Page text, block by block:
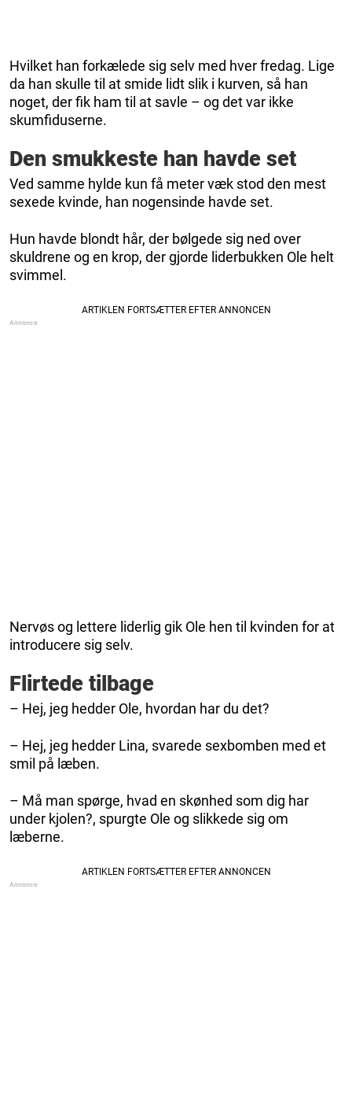
Hvilket han forkælede sig selv med hver fredag. Lige
da han skulle til at smide lidt slik i kurven, så han
noget, der fik ham til at savle – og det var ikke
skumfiduserne.
Den smukkeste han havde set
Ved samme hylde kun få meter væk stod den mest
sexede kvinde, han nogensinde havde set.
Hun havde blondt hår, der bølgede sig ned over
skuldrene og en krop, der gjorde liderbukken Ole helt
svimmel.
Nervøs og lettere liderlig gik Ole hen til kvinden for at
introducere sig selv.
Flirtede tilbage
– Hej, jeg hedder Ole, hvordan har du det?
– Hej, jeg hedder Lina, svarede sexbomben med et
smil på læben.
– Må man spørge, hvad en skønhed som dig har
under kjolen?, spurgte Ole og slikkede sig om
læberne.